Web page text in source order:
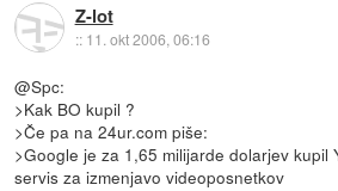
Z-lot
:: 11. okt 2006, 06:16
@Spc:
>Kak BO kupil ?
>Če pa na 24ur.com piše:
>Google je za 1,65 milijarde dolarjev kupil
servis za izmenjavo videoposnetkov